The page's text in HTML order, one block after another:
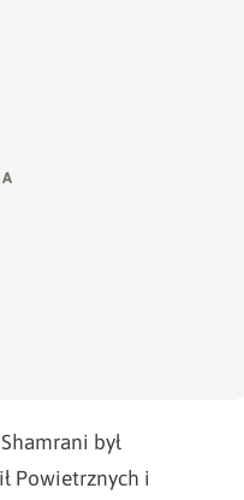
był
Powietrznych i